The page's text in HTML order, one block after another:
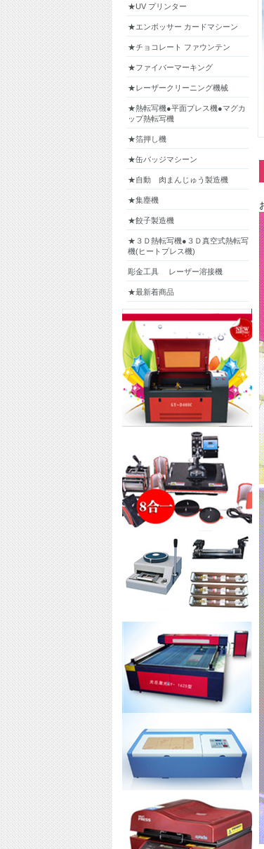
★UV プリンター
★エンボッサー カードマシーン
★チョコレート ファウンテン
★ファイバーマーキング
★レーザークリーニング機械
★熱転写機●平面プレス機●マグカ
ップ熱転写機
★箔押し機
★缶バッジマシーン
★自動 肉まんじゅう製造機
★集塵機
★餃子製造機
★３Ｄ熱転写機●３Ｄ真空式熱転写
機(ヒートプレス機)
彫金工具 レーザー溶接機
★最新着商品